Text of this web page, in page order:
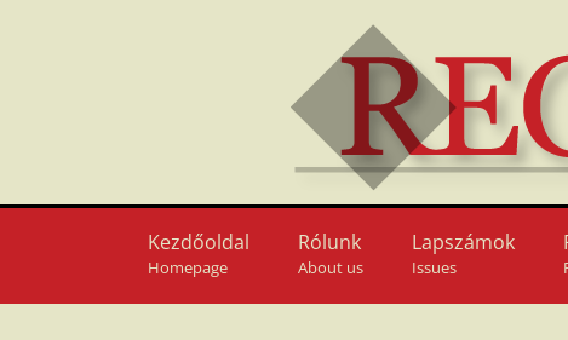
Kezdőoldal
Homepage
Rólunk
About us
Lapszámok
Issues